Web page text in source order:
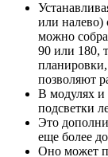
или налево)
можно
90 или 180,
позволяют
В модулях и
подсветки
Это
еще более
Оно может